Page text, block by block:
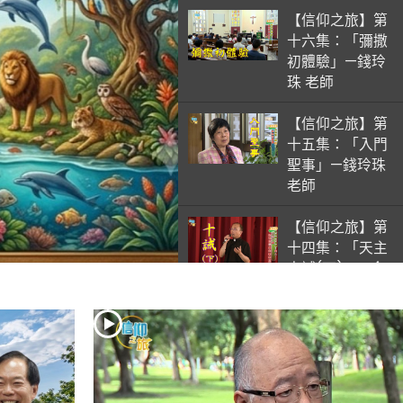
【信仰之旅】第
十六集：「彌撒
初體驗」—錢玲
珠 老師
【信仰之旅】第
十五集：「入門
聖事」—錢玲珠
老師
【信仰之旅】第
十四集：「天主
十誡(下)」—金
【信仰之旅】第
十三集：「天主
十誡(上)」—金
毓瑋 神父